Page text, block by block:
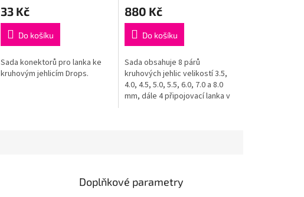
33 Kč
Do košíku
Sada konektorů pro lanka ke
kruhovým jehlicím Drops.
produktu
je
5,0
z
5
hvězdiček.
880 Kč
Do košíku
Sada obsahuje 8 párů
kruhových jehlic velikostí 3.5,
4.0, 4.5, 5.0, 5.5, 6.0, 7.0 a 8.0
mm, dále 4 připojovací lanka v
Doplňkové parametry